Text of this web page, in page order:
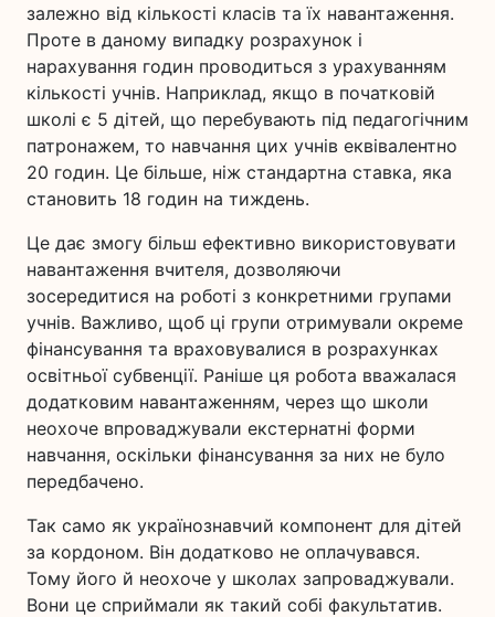
залежно від кількості класів та їх навантаження.
Проте в даному випадку розрахунок і
нарахування годин проводиться з урахуванням
кількості учнів. Наприклад, якщо в початковій
школі є 5 дітей, що перебувають під педагогічним
патронажем, то навчання цих учнів еквівалентно
20 годин. Це більше, ніж стандартна ставка, яка
становить 18 годин на тиждень.
Це дає змогу більш ефективно використовувати
навантаження вчителя, дозволяючи
зосередитися на роботі з конкретними групами
учнів. Важливо, щоб ці групи отримували окреме
фінансування та враховувалися в розрахунках
освітньої субвенції. Раніше ця робота вважалася
додатковим навантаженням, через що школи
неохоче впроваджували екстернатні форми
навчання, оскільки фінансування за них не було
передбачено.
Так само як українознавчий компонент для дітей
за кордоном. Він додатково не оплачувався.
Тому його й неохоче у школах запроваджували.
Вони це сприймали як такий собі факультатив.